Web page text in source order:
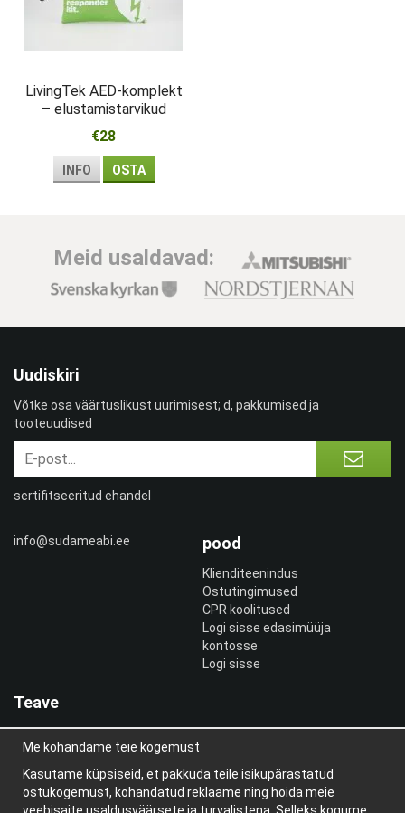
LivingTek AED-komplekt
– elustamistarvikud
esmareageerijale
€28
INFO OSTA
Meid usaldavad:
info@sudameabi.ee pood
Klienditeenindus
Ostutingimused
CPR koolitused
Logi sisse edasimüüja
kontosse
Logi sisse
Teave
Meist
uudiskiri
Teave küpsiste kohta
Blogi
Uudiskiri
Võtke osa väärtuslikust uurimisest; d, pakkumised ja
tooteuudised
sertifitseeritud ehandel
Me kohandame teie kogemust
Kasutame küpsiseid, et pakkuda teile isikupärastatud
ostukogemust, kohandatud reklaame ning hoida meie